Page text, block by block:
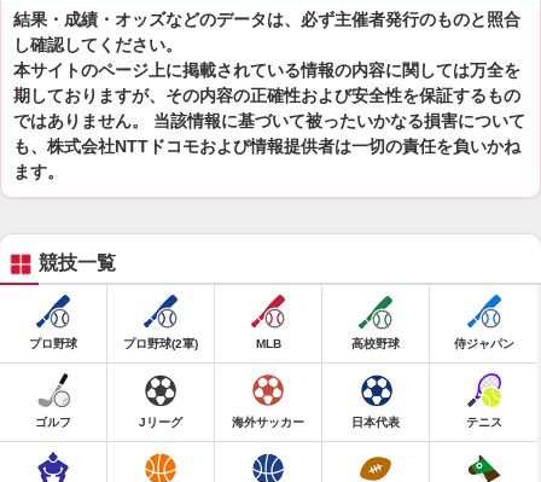
結果・成績・オッズなどのデータは、必ず主催者発行のものと照合
し確認してください。
本サイトのページ上に掲載されている情報の内容に関しては万全を
期しておりますが、その内容の正確性および安全性を保証するもの
ではありません。 当該情報に基づいて被ったいかなる損害について
も、株式会社NTTドコモおよび情報提供者は一切の責任を負いかね
ます。
競技一覧
プロ野球 プロ野球(2軍) MLB 高校野球 侍ジャパン
ゴルフ Jリーグ 海外サッカー 日本代表 テニス